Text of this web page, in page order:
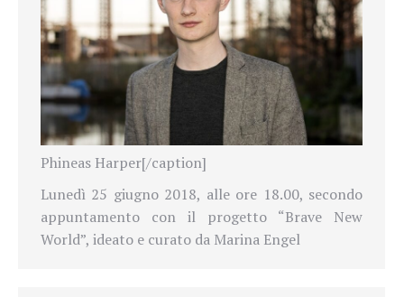
Phineas Harper[/caption]
Lunedì 25 giugno 2018, alle ore 18.00, secondo
appuntamento con il progetto “Brave New
World”, ideato e curato da Marina Engel